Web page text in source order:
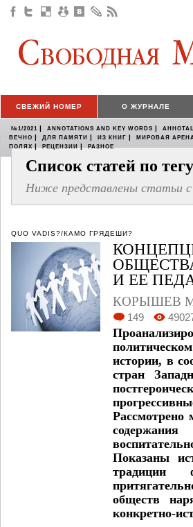
СВЕЖИЙ НОМЕР О ЖУРНАЛЕ
№1/2021 | ANNOTATIONS AND KEY WORDS |
ВЕЧНО | ДЛЯ ПАМЯТИ | ИЗ КНИГ | МИРОВАЯ
ПОЛЯХ | РЕЦЕНЗИИ | РАЗНОЕ
Список статей по тегу
Ниже представлены статьи
QUO VADIS?/КАМО ГРЯДЕШИ?
И ЕЕ
КОРЫШЕВ
149
истории, в
стран
Рассмотрено
Показаны
традиции
обществ
конкретно-